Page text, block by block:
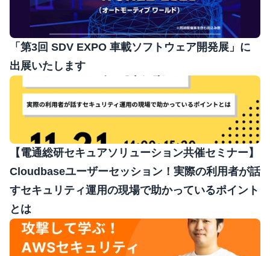
「第3回 SDV EXPO 車載ソフトウェア開発展」に
出展いたします
【電通総研セキュアソリューション共催セミナー】
Cloudbaseユーザーセッション！実際の利用者が話
すセキュリティ運用の現場で助かっているポイント
とは